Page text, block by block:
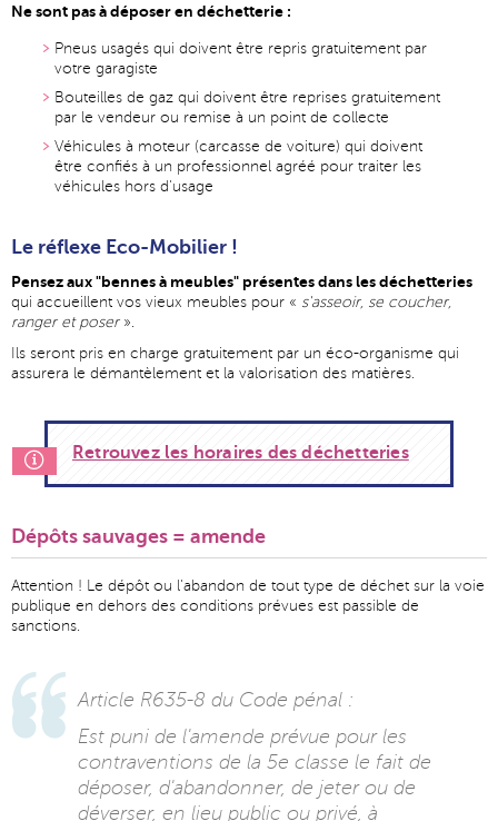
Ne sont pas à déposer en déchetterie :
Pneus usagés qui doivent être repris gratuitement par
votre garagiste
Bouteilles de gaz qui doivent être reprises gratuitement
par le vendeur ou remise à un point de collecte
Véhicules à moteur (carcasse de voiture) qui doivent
être confiés à un professionnel agréé pour traiter les
véhicules hors d'usage
Le réflexe Eco-Mobilier !
Pensez aux "bennes à meubles" présentes dans les déchetteries
qui accueillent vos vieux meubles pour « s'asseoir, se coucher,
ranger et poser».
Ils seront pris en charge gratuitement par un éco-organisme qui
assurera le démantèlement et la valorisation des matières.
Retrouvez les horaires des déchetteries
Dépôts sauvages = amende
Attention ! Le dépôt ou l'abandon de tout type de déchet sur la voie
publique en dehors des conditions prévues est passible de
sanctions.
Article R635-8 du Code pénal :
Est puni de l'amende prévue pour les
contraventions de la 5e classe le fait de
déposer, d'abandonner, de jeter ou de
déverser, en lieu public ou privé, à